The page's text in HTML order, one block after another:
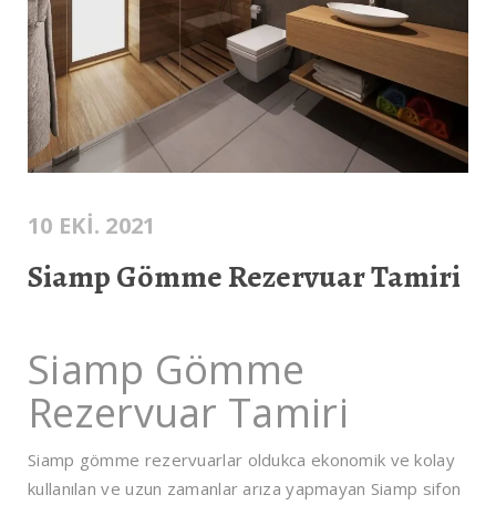
10 EKI. 2021
Siamp Gömme Rezervuar Tamiri
Siamp Gömme
Rezervuar Tamiri
Siamp gömme rezervuarlar oldukca ekonomik ve kolay
kullanılan ve uzun zamanlar arıza yapmayan Siamp sifon